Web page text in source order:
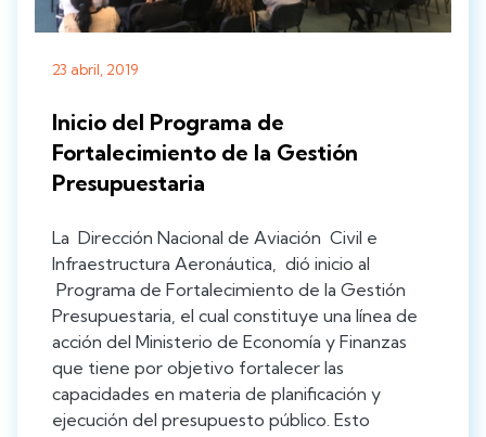
23 abril, 2019
Inicio del Programa de
Fortalecimiento de la Gestión
Presupuestaria
La Dirección Nacional de Aviación Civil e
Infraestructura Aeronáutica, dió inicio al
Programa de Fortalecimiento de la Gestión
Presupuestaria, el cual constituye una línea de
acción del Ministerio de Economía y Finanzas
que tiene por objetivo fortalecer las
capacidades en materia de planificación y
ejecución del presupuesto público. Esto